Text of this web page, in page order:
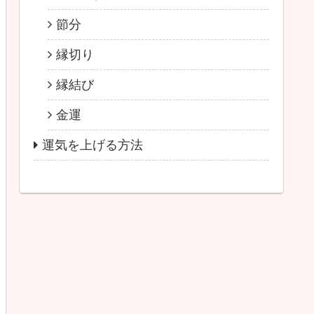
節分
縁切り
縁結び
金運
運気を上げる方法